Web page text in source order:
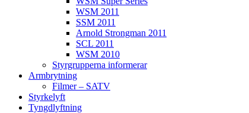
WSM 2011
SSM 2011
Arnold Strongman 2011
SCL 2011
WSM 2010
Styrgrupperna informerar
Armbrytning
Filmer – SATV
Styrkelyft
Tyngdlyftning